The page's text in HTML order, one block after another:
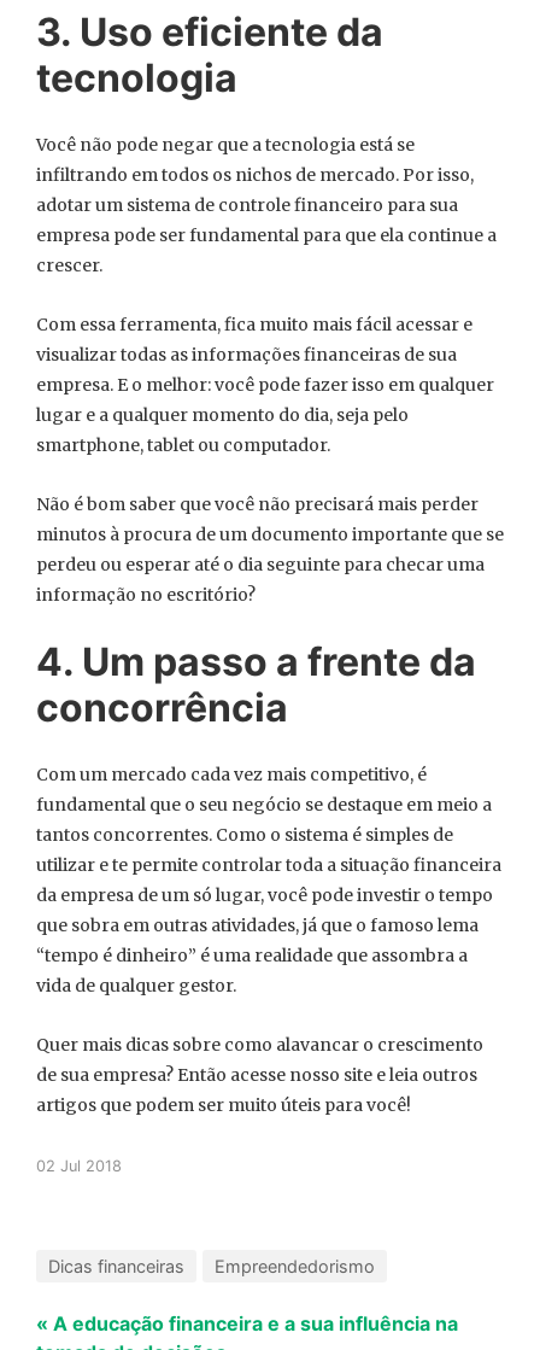
3. Uso eficiente da
tecnologia
Você não pode negar que a tecnologia está se
infiltrando em todos os nichos de mercado. Por isso,
adotar um sistema de controle financeiro para sua
empresa pode ser fundamental para que ela continue a
crescer.
Com essa ferramenta, fica muito mais fácil acessar e
visualizar todas as informações financeiras de sua
empresa. E o melhor: você pode fazer isso em qualquer
lugar e a qualquer momento do dia, seja pelo
smartphone, tablet ou computador.
Não é bom saber que você não precisará mais perder
minutos à procura de um documento importante que se
perdeu ou esperar até o dia seguinte para checar uma
informação no escritório?
4. Um passo a frente da
concorrência
Com um mercado cada vez mais competitivo, é
fundamental que o seu negócio se destaque em meio a
tantos concorrentes. Como o sistema é simples de
utilizar e te permite controlar toda a situação financeira
da empresa de um só lugar, você pode investir o tempo
que sobra em outras atividades, já que o famoso lema
“tempo é dinheiro” é uma realidade que assombra a
vida de qualquer gestor.
Quer mais dicas sobre como alavancar o crescimento
de sua empresa? Então acesse nosso site e leia outros
artigos que podem ser muito úteis para você!
02 Jul 2018
Dicas financeiras Empreendedorismo
« A educação financeira e a sua influência na